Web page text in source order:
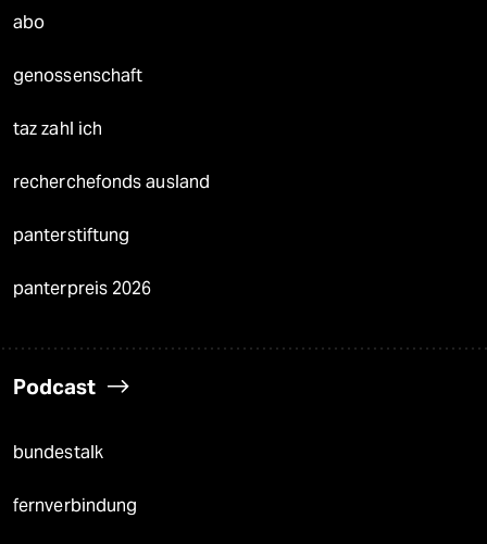
abo
genossenschaft
taz zahl ich
recherchefonds ausland
panterstiftung
panterpreis 2026
Podcast
bundestalk
fernverbindung